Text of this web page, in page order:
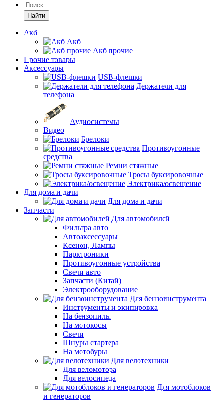
Найти
Акб
Акб
Акб прочие
Прочие товары
Аксессуары
USB-флешки
Держатели для
телефона
Аудиосистемы
Видео
Брелоки
Противоугонные
средства
Ремни стяжные
Тросы буксировочные
Электрика/освещение
Для дома и дачи
Для дома и дачи
Запчасти
Для автомобилей
Фильтра авто
Автоаксессуары
Ксенон, Лампы
Парктроники
Противоугонные устройства
Свечи авто
Запчасти (Китай)
Электрооборудование
Для бензоинструмента
Инструменты и экипировка
На бензопилы
На мотокосы
Свечи
Шнуры стартера
На мотобуры
Для велотехники
Для веломотора
Для велосипеда
Для мотоблоков
и генераторов